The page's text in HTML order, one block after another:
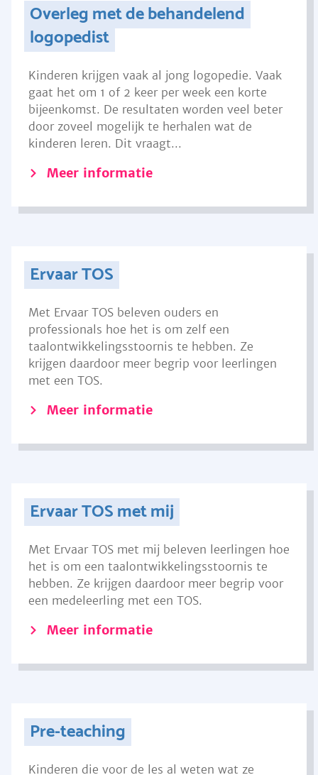
Overleg met de behandelend
logopedist
Kinderen krijgen vaak al jong logopedie. Vaak
gaat het om 1 of 2 keer per week een korte
bijeenkomst. De resultaten worden veel beter
door zoveel mogelijk te herhalen wat de
kinderen leren. Dit vraagt...
Meer informatie
Ervaar TOS
Met Ervaar TOS beleven ouders en
professionals hoe het is om zelf een
taalontwikkelingsstoornis te hebben. Ze
krijgen daardoor meer begrip voor leerlingen
met een TOS.
Meer informatie
Ervaar TOS met mij
Met Ervaar TOS met mij beleven leerlingen hoe
het is om een taalontwikkelingsstoornis te
hebben. Ze krijgen daardoor meer begrip voor
een medeleerling met een TOS.
Meer informatie
Pre-teaching
Kinderen die voor de les al weten wat ze